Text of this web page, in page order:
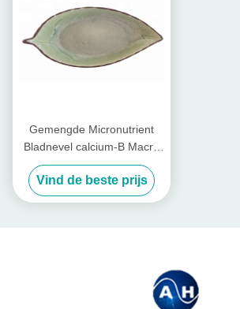
Gemengde Micronutrient
Bladnevel calcium-B Macro
aan Hydroponic
Landbouwers
Vind de beste prijs